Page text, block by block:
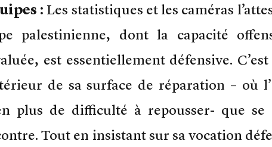
: Les statistiques et les caméras
palestinienne, dont la capacité
est essentiellement défensive.
de sa surface de réparation – où
plus de difficulté à repousser- que se
Tout en insistant sur sa vocation